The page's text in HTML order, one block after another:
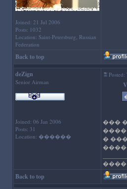
Joined: 21 Jul 2006
Posts: 1032
Location: Saint-Petersburg, Russian
Federation
Back to top
deZign
Senior Airman
Joined: 06 Jan 2006
Posts: 31
Location: ������
���
�
Back to top